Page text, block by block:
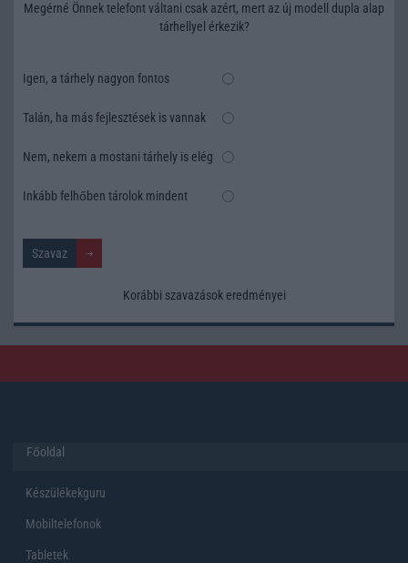
Megérné Önnek telefont váltani csak azért, mert az új modell dupla alap
tárhellyel érkezik?
Igen, a tárhely nagyon fontos
Talán, ha más fejlesztések is vannak
Nem, nekem a mostani tárhely is elég
Inkább felhőben tárolok mindent
Korábbi szavazások eredményei
Főoldal
Készülékekguru
Mobiltelefonok
Tabletek